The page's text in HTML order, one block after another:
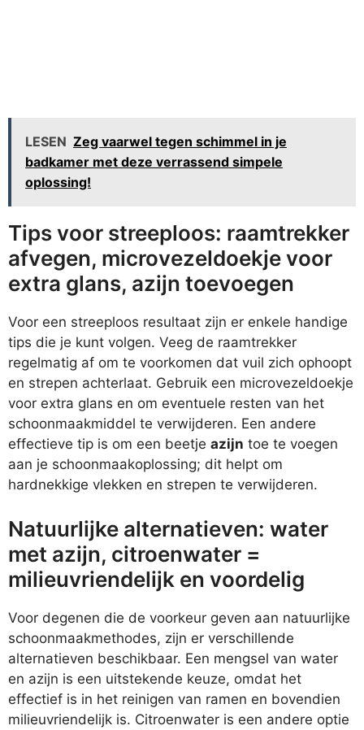
LESEN Zeg vaarwel tegen schimmel in je
badkamer met deze verrassend simpele
oplossing!
Tips voor streeploos: raamtrekker
afvegen, microvezeldoekje voor
extra glans, azijn toevoegen
Voor een streeploos resultaat zijn er enkele handige
tips die je kunt volgen. Veeg de raamtrekker
regelmatig af om te voorkomen dat vuil zich ophoopt
en strepen achterlaat. Gebruik een microvezeldoekje
voor extra glans en om eventuele resten van het
schoonmaakmiddel te verwijderen. Een andere
effectieve tip is om een beetje azijn toe te voegen
aan je schoonmaakoplossing; dit helpt om
hardnekkige vlekken en strepen te verwijderen.
Natuurlijke alternatieven: water
met azijn, citroenwater =
milieuvriendelijk en voordelig
Voor degenen die de voorkeur geven aan natuurlijke
schoonmaakmethodes, zijn er verschillende
alternatieven beschikbaar. Een mengsel van water
en azijn is een uitstekende keuze, omdat het
effectief is in het reinigen van ramen en bovendien
milieuvriendelijk is. Citroenwater is een andere optie